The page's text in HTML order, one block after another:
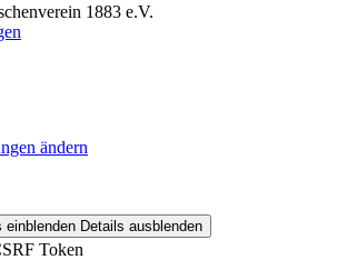
1883 e.V.
ändern
einblenden Details ausblenden
Token